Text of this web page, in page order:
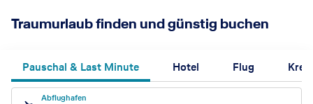
Traumurlaub finden und günstig buchen
Pauschal & Last Minute Hotel Flug
Abflughafen